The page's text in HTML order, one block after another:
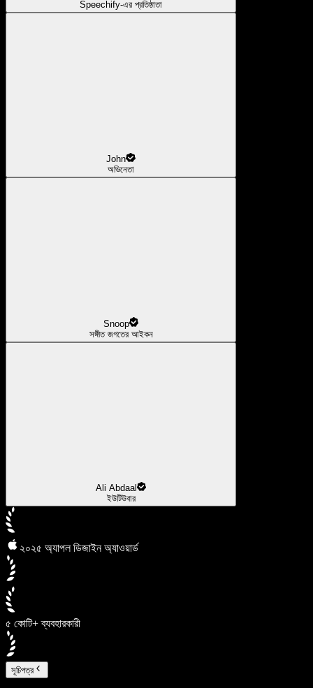
Speechify-এর প্রতিষ্ঠাতা
John
অভিনেতা
Snoop
সঙ্গীত জগতের আইকন
Ali Abdaal
ইউটিউবার
২০২৫ অ্যাপল ডিজাইন অ্যাওয়ার্ড
৫ কোটি+ ব্যবহারকারী
সূচিপত্র